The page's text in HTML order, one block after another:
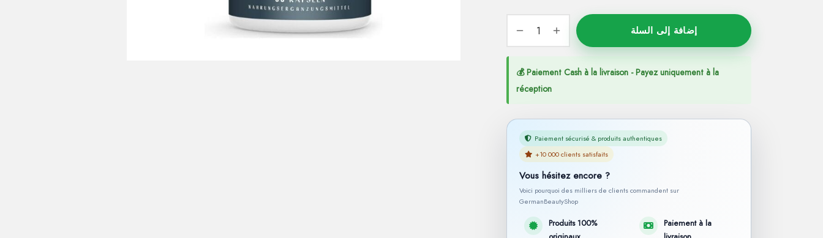
إضافة إلى السلة
💰 Paiement Cash à la livraison - Payez uniquement à la
réception
Paiement sécurisé & produits authentiques
+10 000 clients satisfaits
Vous hésitez encore ?
Voici pourquoi des milliers de clients commandent sur
GermanBeautyShop
Produits 100%
Paiement à la